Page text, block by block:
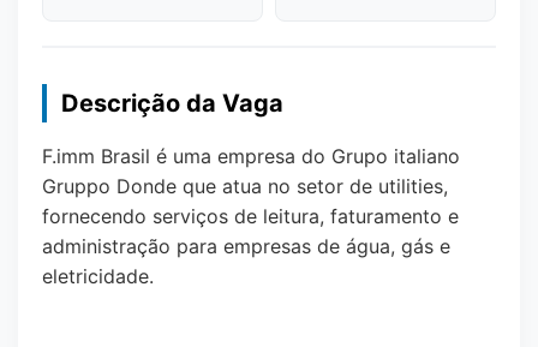
Descrição da Vaga
F.imm Brasil é uma empresa do Grupo italiano
Gruppo Donde que atua no setor de utilities,
fornecendo serviços de leitura, faturamento e
administração para empresas de água, gás e
eletricidade.